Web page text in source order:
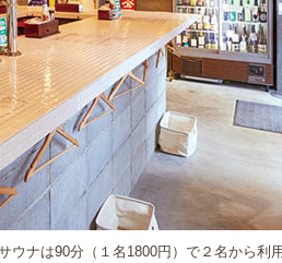
ナは90分（１名1800円）で２名から利